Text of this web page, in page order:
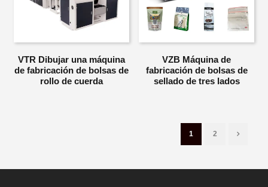
VTR Dibujar una máquina
de fabricación de bolsas de
rollo de cuerda
VZB Máquina de
fabricación de bolsas de
sellado de tres lados
1 2